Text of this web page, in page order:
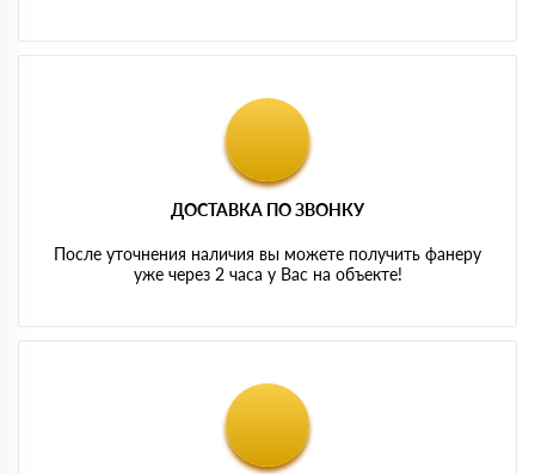
ДОСТАВКА ПО ЗВОНКУ
После уточнения наличия вы можете получить фанеру
уже через 2 часа у Вас на объекте!